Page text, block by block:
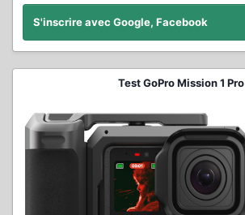
S'inscrire avec Google, Facebook
Test GoPro Mission 1 Pro